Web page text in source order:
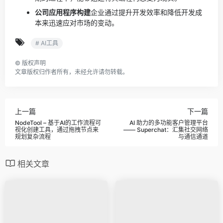
公司应用程序构建企业通过提升开发效率和降低开发成
本来迅速应对市场的变动。
# AI工具
© 版权声明
文章版权归作者所有，未经允许请勿转载。
上一篇
NodeTool – 基于AI的工作流程可
视化创建工具，通过拖拽节点来
规划复杂流程
下一篇
AI 助力的多功能客户管理平台
—— Superchat：汇集社交网络
与通信通道
相关文章